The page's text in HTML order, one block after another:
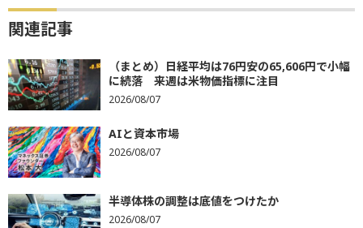
関連記事
（まとめ）日経平均は76円安の65,606円で小幅
に続落 来週は米物価指標に注目
2026/08/07
AIと資本市場
2026/08/07
半導体株の調整は底値をつけたか
2026/08/07